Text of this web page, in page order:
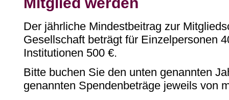
Der jährliche Mindestbeitrag zur
Gesellschaft beträgt für Einzelpersonen
Institutionen 500 €.
Bitte buchen Sie den unten genannten
genannten Spendenbeträge jeweils von